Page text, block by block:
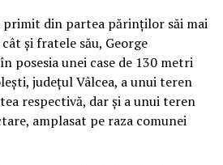
din partea părinților săi mai
și fratele său, George
posesia unei case de 130 metri
județul Vâlcea, a unui teren
respectivă, dar și a unui teren
amplasat pe raza comunei